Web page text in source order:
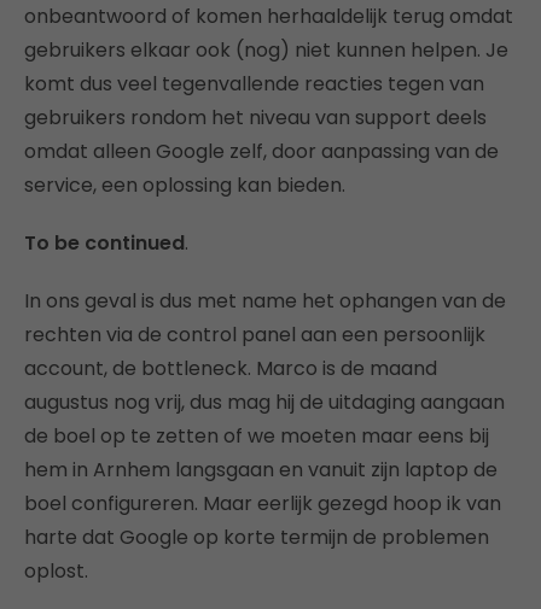
onbeantwoord of komen herhaaldelijk terug omdat
gebruikers elkaar ook (nog) niet kunnen helpen. Je
komt dus veel tegenvallende reacties tegen van
gebruikers rondom het niveau van support deels
omdat alleen Google zelf, door aanpassing van de
service, een oplossing kan bieden.
To be continued.
In ons geval is dus met name het ophangen van de
rechten via de control panel aan een persoonlijk
account, de bottleneck. Marco is de maand
augustus nog vrij, dus mag hij de uitdaging aangaan
de boel op te zetten of we moeten maar eens bij
hem in Arnhem langsgaan en vanuit zijn laptop de
boel configureren. Maar eerlijk gezegd hoop ik van
harte dat Google op korte termijn de problemen
oplost.